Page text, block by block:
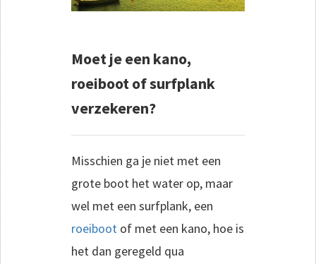
Moet je een kano,
roeiboot of surfplank
verzekeren?
Misschien ga je niet met een
grote boot het water op, maar
wel met een surfplank, een
roeiboot of met een kano, hoe is
het dan geregeld qua